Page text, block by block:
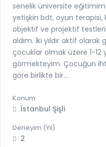
senelik üniversite
yetişkin bdt, oyun terapisi,
objektif ve projektif
aldım. İki yıldır aktif
çocuklar olmak üzere 1-12
görmekteyim. Çocuğun
göre birlikte bir...
Konum
İstanbul Şişli
Deneyim (Yıl)
2